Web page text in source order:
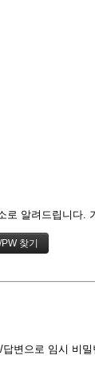
로 알려드립니다
변으로 임시 비